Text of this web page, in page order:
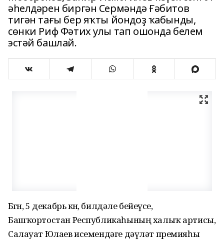
әһелдәрен биргән Сермәндә Ғә­битов
тигән тағы бер яҡты йондоҙ ҡабынды,
сөнки Риф Фәтих улы тап ошонда белем
эстәй башлай.
Бөгөн, 5 декабрь көнө, билдәле бейеүсе,
Башҡортостан Республикаһының халыҡ артисы,
Салауат Юлаев исемендәге дәүләт премияһы